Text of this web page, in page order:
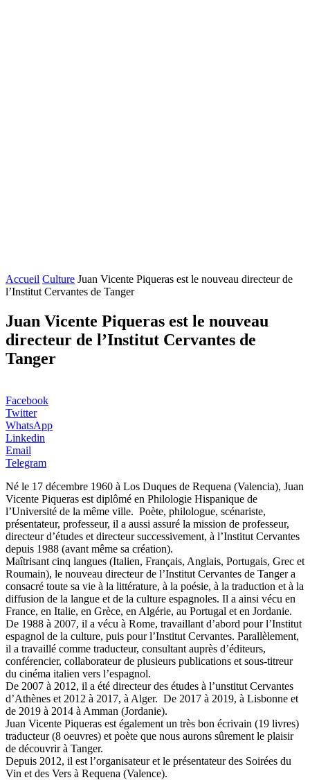
Accueil Culture Juan Vicente Piqueras est le nouveau directeur de
l’Institut Cervantes de Tanger
Juan Vicente Piqueras est le nouveau
directeur de l’Institut Cervantes de
Tanger
Facebook
Twitter
WhatsApp
Linkedin
Email
Telegram
Né le 17 décembre 1960 à Los Duques de Requena (Valencia), Juan
Vicente Piqueras est diplômé en Philologie Hispanique de
l’Université de la même ville. Poète, philologue, scénariste,
présentateur, professeur, il a aussi assuré la mission de professeur,
directeur d’études et directeur successivement, à l’Institut Cervantes
depuis 1988 (avant même sa création).
Maîtrisant cinq langues (Italien, Français, Anglais, Portugais, Grec et
Roumain), le nouveau directeur de l’Institut Cervantes de Tanger a
consacré toute sa vie à la littérature, à la poésie, à la traduction et à la
diffusion de la langue et de la culture espagnoles. Il a ainsi vécu en
France, en Italie, en Grèce, en Algérie, au Portugal et en Jordanie.
De 1988 à 2007, il a vécu à Rome, travaillant d’abord pour l’Institut
espagnol de la culture, puis pour l’Institut Cervantes. Parallèlement,
il a travaillé comme traducteur, consultant auprès d’éditeurs,
conférencier, collaborateur de plusieurs publications et sous-titreur
du cinéma italien vers l’espagnol.
De 2007 à 2012, il a été directeur des études à l’unstitut Cervantes
d’Athènes et 2012 à 2017, à Alger. De 2017 à 2019, à Lisbonne et
de 2019 à 2014 à Amman (Jordanie).
Juan Vicente Piqueras est également un très bon écrivain (19 livres)
traducteur (8 oeuvres) et poète que nous aurons sûrement le plaisir
de découvrir à Tanger.
Depuis 2012, il est l’organisateur et le présentateur des Soirées du
Vin et des Vers à Requena (Valence).